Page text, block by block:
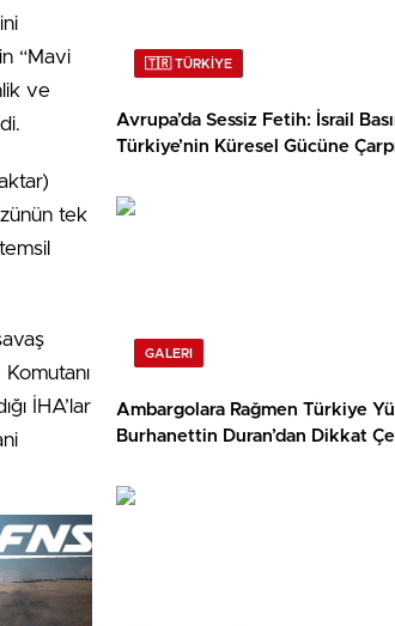
“Mavi
ve
tek
İHA’lar
🇹🇷 TÜRKİYE
Avrupa’da Sessiz Fetih: İsrail
Türkiye’nin Küresel Gücüne
GALERI
Ambargolara Rağmen Türkiye
Burhanettin Duran’dan Dikkat